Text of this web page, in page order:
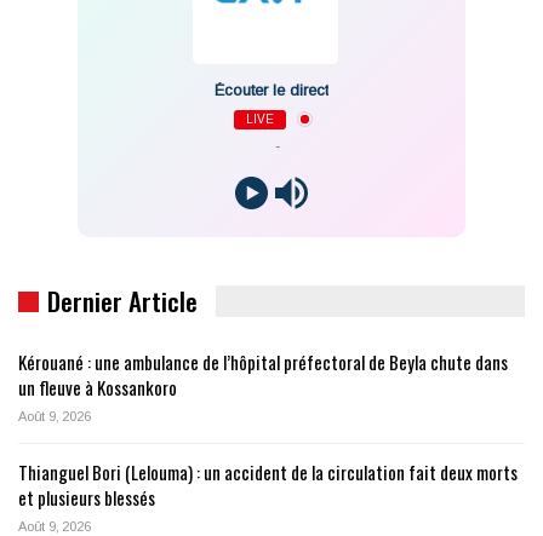
Écouter le direct
LIVE
Dernier Article
Kérouané : une ambulance de l’hôpital préfectoral de Beyla chute dans
un fleuve à Kossankoro
Août 9, 2026
Thianguel Bori (Lelouma) : un accident de la circulation fait deux morts
et plusieurs blessés
Août 9, 2026